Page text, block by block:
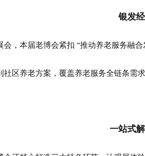
银发
会，本届老博会紧扣 “推动养老服务融合
社区养老方案，覆盖养老服务全链条需
一站式